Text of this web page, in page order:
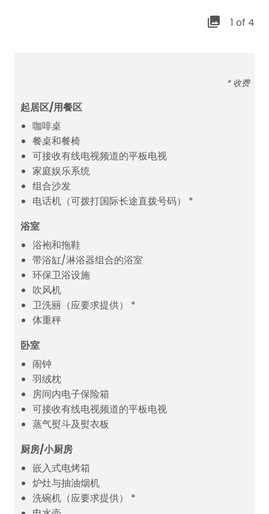
1 of 4
* 收费
起居区/用餐区
咖啡桌
餐桌和餐椅
可接收有线电视频道的平板电视
家庭娱乐系统
组合沙发
电话机（可拨打国际长途直拨号码） *
浴室
浴袍和拖鞋
带浴缸/淋浴器组合的浴室
环保卫浴设施
吹风机
卫洗丽（应要求提供） *
体重秤
卧室
闹钟
羽绒枕
房间内电子保险箱
可接收有线电视频道的平板电视
蒸气熨斗及熨衣板
厨房/小厨房
嵌入式电烤箱
炉灶与抽油烟机
洗碗机（应要求提供） *